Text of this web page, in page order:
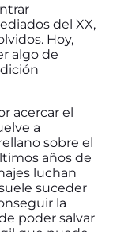
del XX,
Hoy,
algo de
acercar el
a
sobre el
años de
luchan
suceder
la
poder salvar